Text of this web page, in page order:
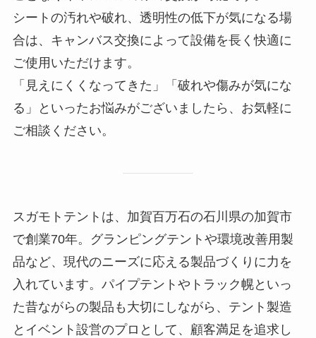
シートの汚れや破れ、透明性の低下が気になる場
合は、キャンバス交換によって設備を長く快適に
ご使用いただけます。
「見えにくくなってきた」「破れや傷みが気にな
る」といったお悩みがございましたら、お気軽に
ご相談ください。
スガモトテントは、加賀百万石の石川県の加賀市
で創業70年。グランピングテントや環境改善用製
品など、現代のニーズに応える製品づくりに力を
入れています。パイプテントやトラック幌といっ
た昔ながらの製品も大切にしながら、テント製造
とイベント設営のプロとして、顧客満足を追求し